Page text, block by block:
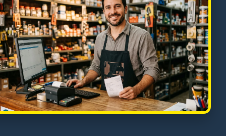
Pago QR
Servicios Generales
Supermercado
Tecnología
Tienda para celular
Ver más industrias
Líder Gestión se adapta a cientos
rubros. Descubrí cómo potenciar
negocio.
Explorar rubros
Soluciones a medida para cada